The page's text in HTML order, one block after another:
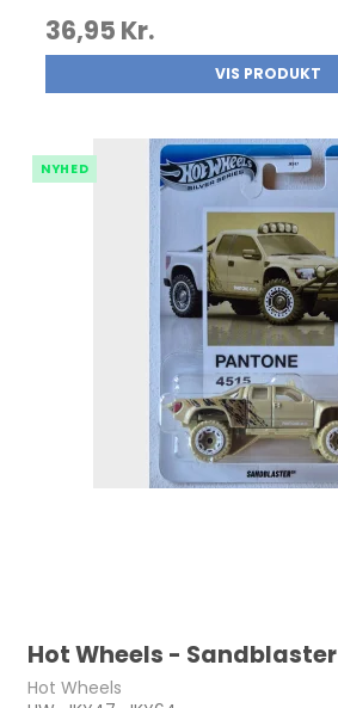
36,95 Kr.
VIS PRODUKT
NYHED
Hot Wheels - Sandblaster
Hot Wheels